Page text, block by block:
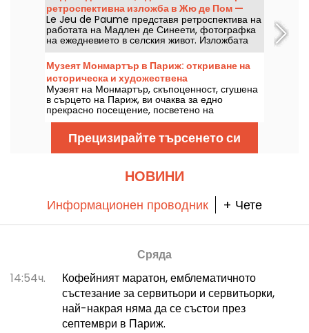
ретроспективна изложба в Жю де Пом —
нашите снимки
Le Jeu de Paume представя ретроспектива на
работата на Мадлен де Синеети, фотографка
на ежедневието в селския живот. Изложбата
«Une vie» може да бъде разгледана от 12 юни
до 27 септември 2026 г.
Музеят Монмартър в Париж: откриване на
историческа и художествена
съкровищница
Музеят на Монмартър, скъпоценност, сгушена
в сърцето на Париж, ви очаква за едно
прекрасно посещение, посветено на
известните художници от този район.
Запознайте се с увлекателната история на
този музей в 18-и район, в който се намират
творби на художници като Огюст Реноар и
годишно този музей предлага незабравимо
пътешествие из изкуството и културата на
Прецизирайте търсенето си
НОВИНИ
Информационен проводник + Чете
Сряда
14:54ч.
Кофейният маратон, емблематичното
състезание за сервитьори и сервитьорки,
най-накрая няма да се състои през
септември в Париж.